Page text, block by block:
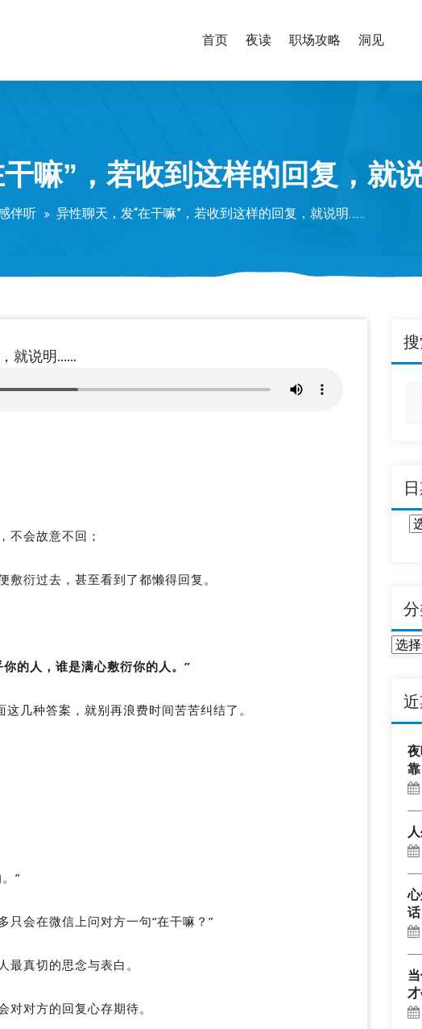
首页 夜读 职场攻略 洞见
干嘛”，若收到这样的回复，
伴听 异性聊天，发“在干嘛”，若收到这样的回复，就说明……
就说明……
不会故意不回；
衍过去，甚至看到了都懒得回复。
的人，谁是满心敷衍你的人。”
几种答案，就别再浪费时间苦苦纠结了。
”
会在微信上问对方一句“在干嘛？”
真切的思念与表白。
对方的回复心存期待。
分
靠